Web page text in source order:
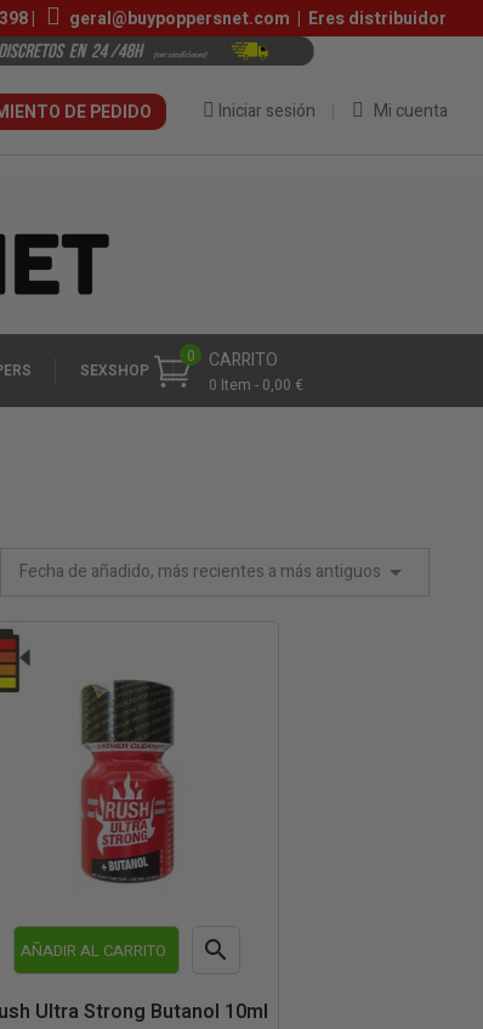
| geral@buypoppersnet.com | Eres distribuidor
Mi cuenta
Iniciar sesión
DE PEDIDO
CARRITO
0 Item - 0,00 €
0
SEXSHOP
Fecha de añadido, más recientes a más antiguos
AÑADIR AL CARRITO 
Ultra Strong Butanol 10ml